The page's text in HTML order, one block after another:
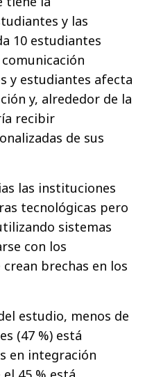
y las
10 estudiantes
y estudiantes afecta
y, alrededor de la
recibir
de sus
las instituciones
tecnológicas pero
sistemas
con los
brechas en los
estudio, menos de
(47 %) está
en integración